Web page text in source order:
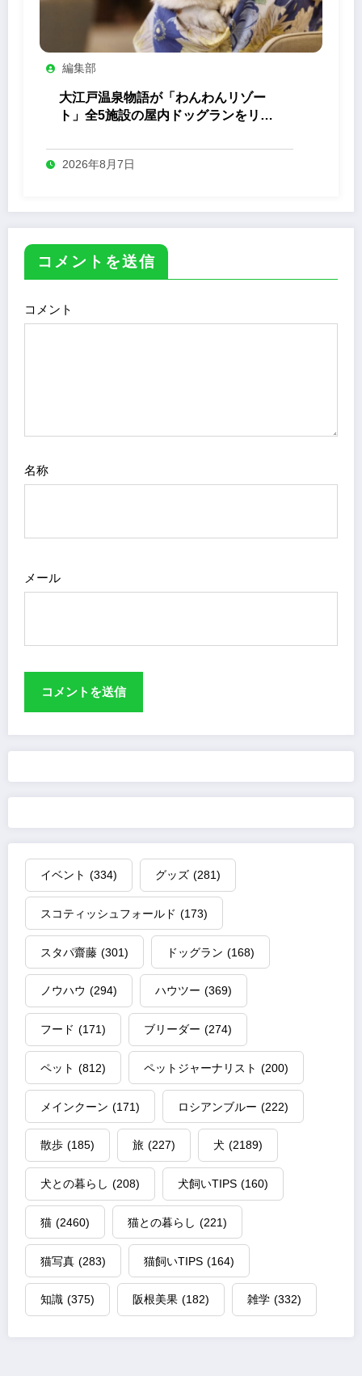
編集部
大江戸温泉物語が「わんわんリゾー
ト」全5施設の屋内ドッグランをリニ
2026年8月7日
コメントを送信
コメント
名称
メール
イベント (334) グッズ (281)
スコティッシュフォールド (173)
スタパ齋藤 (301) ドッグラン (168)
ノウハウ (294) ハウツー (369)
フード (171) ブリーダー (274)
ペット (812) ペットジャーナリスト (200)
メインクーン (171) ロシアンブルー (222)
散歩 (185) 旅 (227) 犬 (2189)
犬との暮らし (208) 犬飼いTIPS (160)
猫 (2460) 猫との暮らし (221)
猫写真 (283) 猫飼いTIPS (164)
知識 (375) 阪根美果 (182) 雑学 (332)